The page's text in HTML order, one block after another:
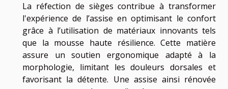
La réfection de sièges contribue à transformer
l'expérience de l’assise en optimisant le confort
grâce à l’utilisation de matériaux innovants tels
que la mousse haute résilience. Cette matière
assure un soutien ergonomique adapté à la
morphologie, limitant les douleurs dorsales et
favorisant la détente. Une assise ainsi rénovée